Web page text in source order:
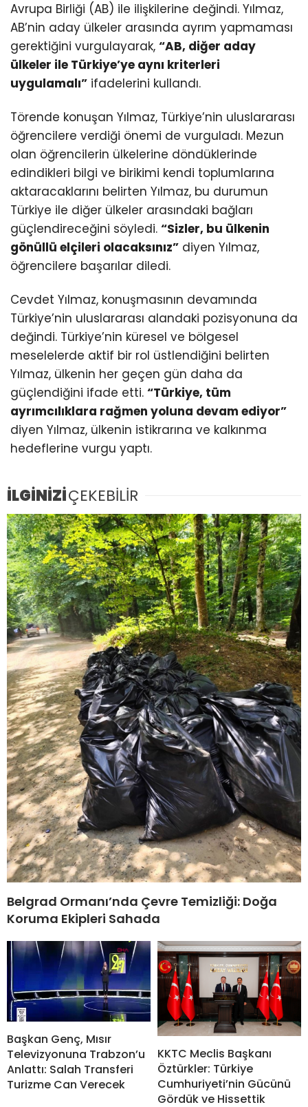
Avrupa Birliği (AB) ile ilişkilerine değindi. Yılmaz,
AB’nin aday ülkeler arasında ayrım yapmaması
gerektiğini vurgulayarak, “AB, diğer aday
ülkeler ile Türkiye’ye aynı kriterleri
uygulamalı” ifadelerini kullandı.
Törende konuşan Yılmaz, Türkiye’nin uluslararası
öğrencilere verdiği önemi de vurguladı. Mezun
olan öğrencilerin ülkelerine döndüklerinde
edindikleri bilgi ve birikimi kendi toplumlarına
aktaracaklarını belirten Yılmaz, bu durumun
Türkiye ile diğer ülkeler arasındaki bağları
güçlendireceğini söyledi. “Sizler, bu ülkenin
gönüllü elçileri olacaksınız” diyen Yılmaz,
öğrencilere başarılar diledi.
Cevdet Yılmaz, konuşmasının devamında
Türkiye’nin uluslararası alandaki pozisyonuna da
değindi. Türkiye’nin küresel ve bölgesel
meselelerde aktif bir rol üstlendiğini belirten
Yılmaz, ülkenin her geçen gün daha da
güçlendiğini ifade etti. “Türkiye, tüm
ayrımcılıklara rağmen yoluna devam ediyor”
diyen Yılmaz, ülkenin istikrarına ve kalkınma
hedeflerine vurgu yaptı.
İLGİNİZİÇEKEBİLİR
Belgrad Ormanı’nda Çevre Temizliği: Doğa
Koruma Ekipleri Sahada
Başkan Genç, Mısır
Televizyonuna Trabzon’u
Anlattı: Salah Transferi
Turizme Can Verecek
KKTC Meclis Başkanı
Öztürkler: Türkiye
Cumhuriyeti’nin Gücünü
Gördük ve Hissettik